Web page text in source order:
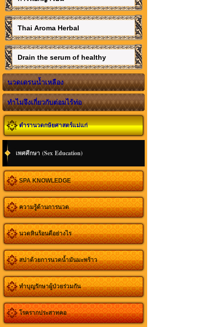
Thai Aroma Herbal
Drain the serum of healthy
นวดเดรนน้ำเหลือง
ทำไมจึงเกี่ยวกับต่อมไร้ท่อ
ตำรานวดกษัยศาสตร์แม่แก่
เพศศึกษา (Sex Education)
SPA KNOWLEDGE
ความรู้ด้านการนวด
นวดหินร้อนดีอย่างไร
สปาด้วยการนวดน้ำมันมะพร้าว
ทำบุญรักษาผู้ป่วยร่วมกัน
โรครากประสาทคอ